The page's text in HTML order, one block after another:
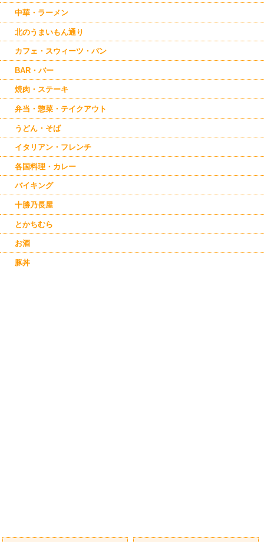
中華・ラーメン
北のうまいもん通り
カフェ・スウィーツ・パン
BAR・バー
焼肉・ステーキ
弁当・惣菜・テイクアウト
うどん・そば
イタリアン・フレンチ
各国料理・カレー
バイキング
十勝乃長屋
とかちむら
お酒
豚丼